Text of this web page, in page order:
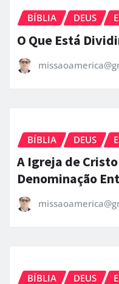
BÍBLIA DEUS
O Que Está
BÍBLIA DEUS
A Igreja de
Denominação
BÍBLIA DEUS